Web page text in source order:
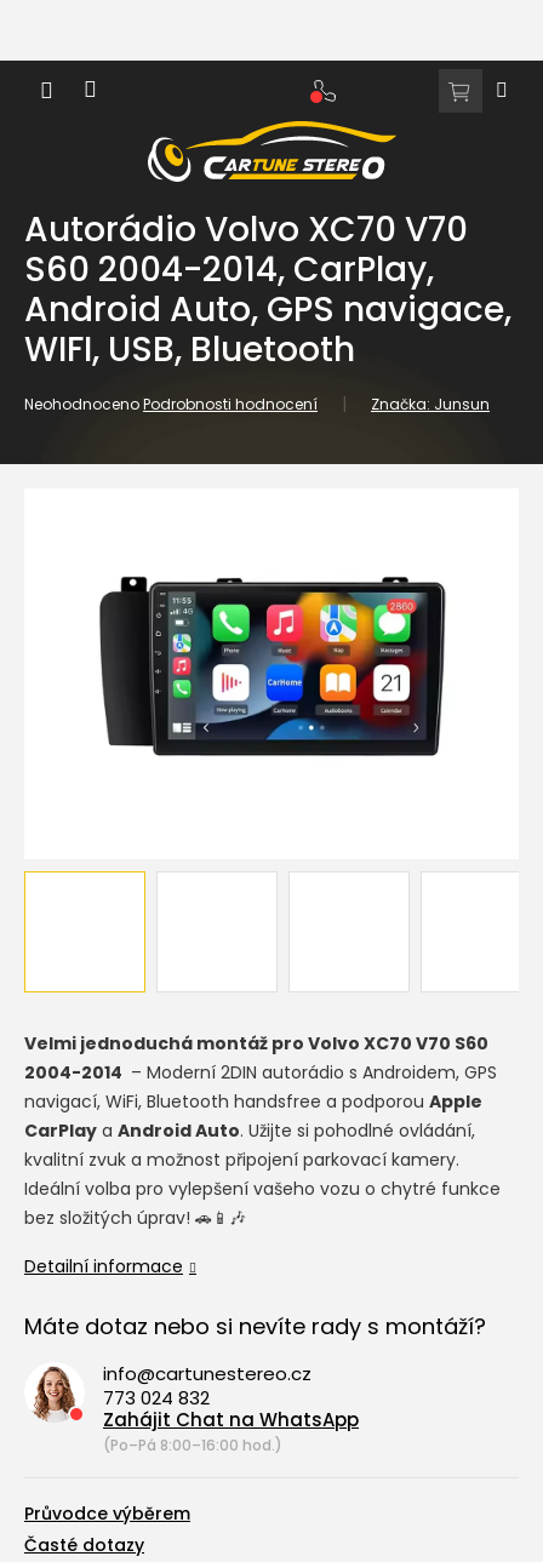
obsah
NÁKUPNÍ
Autorádio Volvo XC70 V70
S60 2004-2014, CarPlay,
Android Auto, GPS navigace,
WIFI, USB, Bluetooth
Průměrné
je
NeohodnocenoPodrobnosti hodnocení Značka: Junsun
Velmi jednoduchá montáž pro Volvo XC70 V70 S60
2004-2014 – Moderní 2DIN autorádio s Androidem, GPS
navigací, WiFi, Bluetooth handsfree a podporou Apple
CarPlay a Android Auto. Užijte si pohodlné ovládání,
kvalitní zvuk a možnost připojení parkovací kamery.
Ideální volba pro vylepšení vašeho vozu o chytré funkce
bez složitých úprav! 🚗📱🎶
Detailní informace
Máte dotaz nebo si nevíte rady s montáží?
info@cartunestereo.cz
773 024 832
Zahájit Chat na WhatsApp
(Po–Pá 8:00–16:00 hod.)
Průvodce výběrem
Časté dotazy